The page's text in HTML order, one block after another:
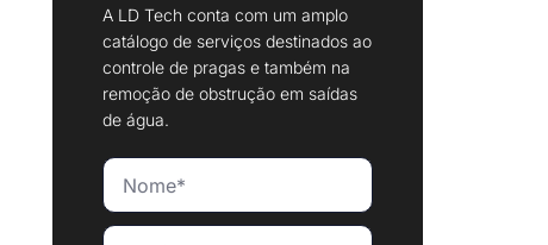
A LD Tech conta com um amplo
catálogo de serviços destinados ao
controle de pragas e também na
remoção de obstrução em saídas
de água.